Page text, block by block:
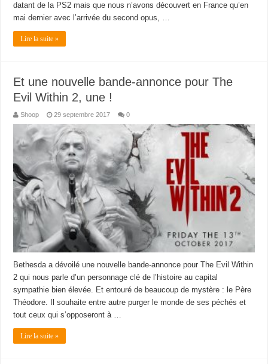
datant de la PS2 mais que nous n’avons découvert en France qu’en
mai dernier avec l’arrivée du second opus, …
Lire la suite »
Et une nouvelle bande-annonce pour The
Evil Within 2, une !
Shoop 29 septembre 2017 0
Bethesda a dévoilé une nouvelle bande-annonce pour The Evil Within
2 qui nous parle d’un personnage clé de l’histoire au capital
sympathie bien élevée. Et entouré de beaucoup de mystère : le Père
Théodore. Il souhaite entre autre purger le monde de ses péchés et
tout ceux qui s’opposeront à …
Lire la suite »